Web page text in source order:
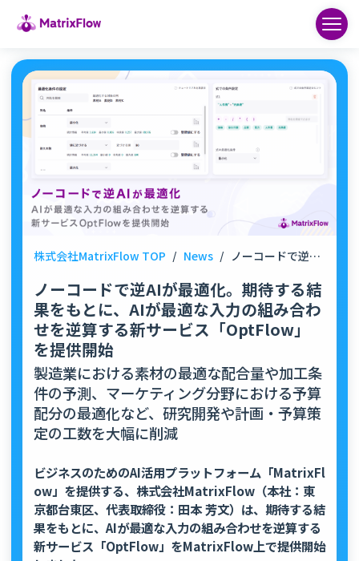
株式会社MatrixFlow TOP / News / ノーコードで逆AIが最適化。期待する結果をもとに、AIが最適な入力の組み合わせを逆算する新サービス「OptFlow」を提供開始
ノーコードで逆AIが最適化。期待する結
果をもとに、AIが最適な入力の組み合わ
せを逆算する新サービス「OptFlow」
を提供開始
製造業における素材の最適な配合量や加工条
件の予測、マーケティング分野における予算
配分の最適化など、研究開発や計画・予算策
定の工数を大幅に削減
ビジネスのためのAI活用プラットフォーム「MatrixFl
ow」を提供する、株式会社MatrixFlow（本社：東
京都台東区、代表取締役：田本 芳文）は、期待する結
果をもとに、AIが最適な入力の組み合わせを逆算する
新サービス「OptFlow」をMatrixFlow上で提供開始